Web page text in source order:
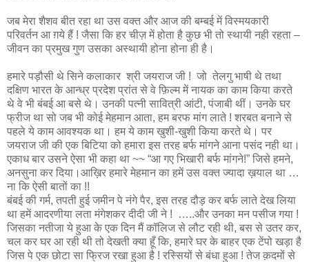
जब मेरा शैशव बीत रहा था उस वक्त और आज की बम्बई में विस्मयकारी
परिवर्तन आ ग़ये हैं ! जैसा कि हर चीज़ में होता है कुछ भी तो स्थायी नही रहता –
जीवन का प्रमुख गुण उसका अस्थायी होना होना ही है।
हमारे पड़ौसी थे सिने कलाकार श्री जयराज जी ! जो तेलगु भाषी थे तथा
दक्षिण भारत के आन्ध्र प्रदेश प्रांत से वे फ़िल्म में नायक का काम किया करते
थे वे भी बंबई आ बसे थे। उनकी पत्नी सावित्री आंटी, पंजाबी थीं। उनके घर
फ्रीज था सो जब भी कोई मेहमान आता, हम बरफ मांग लाते ! शरबत बनाने से
पहले ये काम आवश्यक था। हम ये काम खुशी-खुशी किया करते थे। पर
जयराज जी की एक बिटिया को हमारा इस तरह बर्फ मांगने आना पसंद नही था।
एकाध बार उसने ऐसा भी कहा था ~~ “आ गए भिखारी बर्फ मांगने!” जिसे हमने,
अनसुना कर दिया।आख़िर हमारे मेहमान का हमें उस वक्त ज्यादा ख़याल था …
ना कि ऐसी बातों का !!
बंबई की गर्म, तपती हुई जमीन पे नंगे पैर, इस तरह दौड़ कर बर्फ लाते देख लिया
था हमें आदरणीया लता मंगेशकर दीदी जी ने ! …..और उनका मन पसीज गया !
जिसका नतीजा ये हुआ के एक दिन मैं कॉलिज से लौट रही थी, बस से उतर कर,
चल कर घर आ रही थी तो देखती क्या हूँ कि, हमारे घर के बाहर एक टेंपो खड़ा है
जिस पे एक छोटा सा फ्रिज रखा हुआ है ! रस्सियों से बंधा हुआ ! तेज क़दमों से